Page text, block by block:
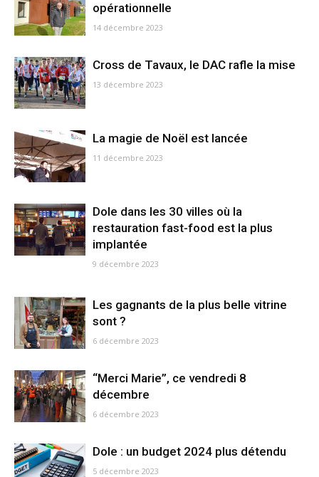
opérationnelle
14 décembre 2023
Cross de Tavaux, le DAC rafle la mise
13 décembre 2023
La magie de Noël est lancée
11 décembre 2023
Dole dans les 30 villes où la
restauration fast-food est la plus
implantée
9 décembre 2023
Les gagnants de la plus belle vitrine
sont ?
6 décembre 2023
“Merci Marie”, ce vendredi 8
décembre
6 décembre 2023
Dole : un budget 2024 plus détendu
5 décembre 2023